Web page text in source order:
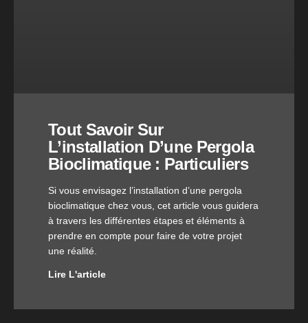
Tout Savoir Sur
L’installation D’une Pergola
Bioclimatique : Particuliers
Si vous envisagez l’installation d’une pergola
bioclimatique chez vous, cet article vous guidera
à travers les différentes étapes et éléments à
prendre en compte pour faire de votre projet
une réalité.
Lire L'article